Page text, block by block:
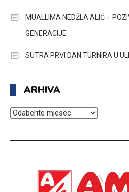
MUALLIMA NEDŽLA ALIĆ –
GENERACIJE
SUTRA PRVI DAN TURNIRA U
ARHIVA
ARHIVA